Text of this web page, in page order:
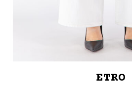
ETRO